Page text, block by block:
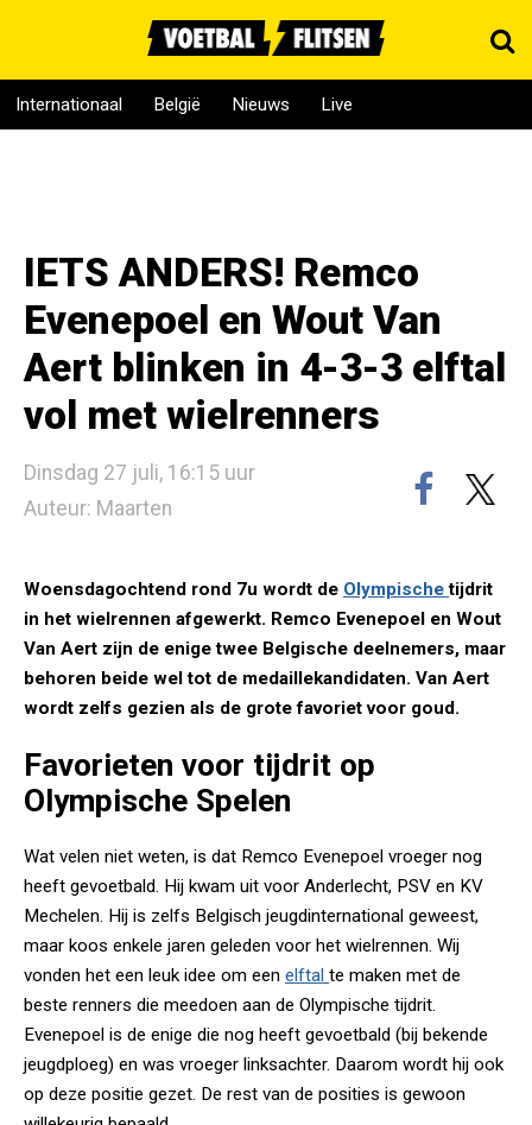
Internationaal België Nieuws Live
IETS ANDERS! Remco
Evenepoel en Wout Van
Aert blinken in 4-3-3 elftal
vol met wielrenners
Dinsdag 27 juli, 16:15 uur
Auteur: Maarten
Woensdagochtend rond 7u wordt de Olympischetijdrit
in het wielrennen afgewerkt. Remco Evenepoel en Wout
Van Aert zijn de enige twee Belgische deelnemers, maar
behoren beide wel tot de medaillekandidaten. Van Aert
wordt zelfs gezien als de grote favoriet voor goud.
Favorieten voor tijdrit op
Olympische Spelen
Wat velen niet weten, is dat Remco Evenepoel vroeger nog
heeft gevoetbald. Hij kwam uit voor Anderlecht, PSV en KV
Mechelen. Hij is zelfs Belgisch jeugdinternational geweest,
maar koos enkele jaren geleden voor het wielrennen. Wij
vonden het een leuk idee om een elftal te maken met de
beste renners die meedoen aan de Olympische tijdrit.
Evenepoel is de enige die nog heeft gevoetbald (bij bekende
jeugdploeg) en was vroeger linksachter. Daarom wordt hij ook
op deze positie gezet. De rest van de posities is gewoon